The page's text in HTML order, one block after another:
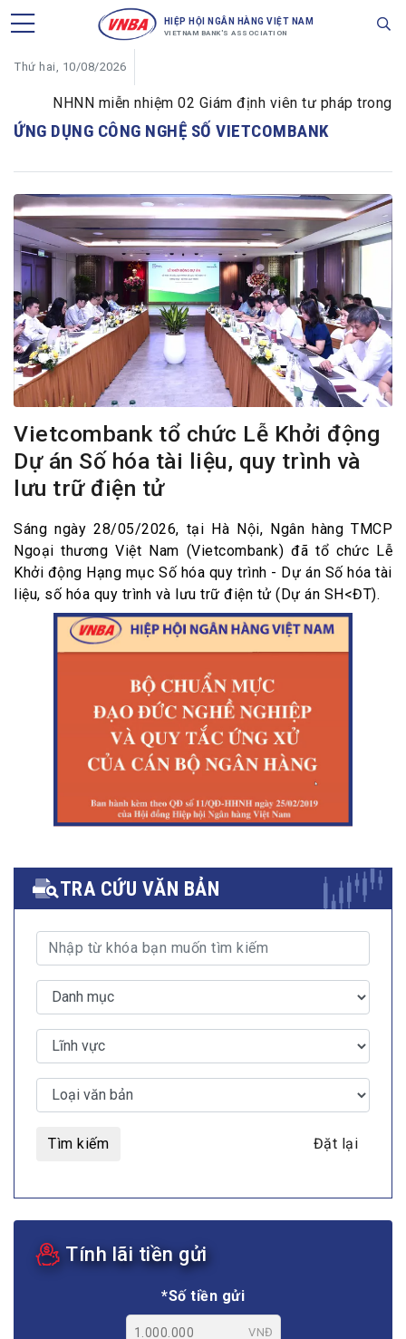
HIỆP HỘI NGÂN HÀNG VIỆT NAM
VIETNAM BANK'S ASSOCIATION
Thứ hai, 10/08/2026
NHNN miễn nhiệm 02 Giám định viên tư pháp trong
ỨNG DỤNG CÔNG NGHỆ SỐ VIETCOMBANK
Vietcombank tổ chức Lễ Khởi động
Dự án Số hóa tài liệu, quy trình và
lưu trữ điện tử
Sáng ngày 28/05/2026, tại Hà Nội, Ngân hàng TMCP
Ngoại thương Việt Nam (Vietcombank) đã tổ chức Lễ
Khởi động Hạng mục Số hóa quy trình - Dự án Số hóa tài
liệu, số hóa quy trình và lưu trữ điện tử (Dự án SH<ĐT).
TRA CỨU VĂN BẢN
Tìm kiếm Đặt lại
Tính lãi tiền gửi
*Số tiền gửi
VNĐ